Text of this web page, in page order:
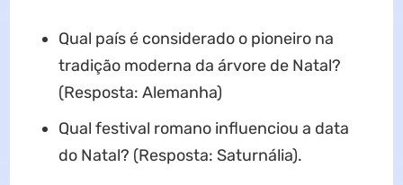
Qual país é considerado o pioneiro na
tradição moderna da árvore de Natal?
(Resposta: Alemanha)
Qual festival romano influenciou a data
do Natal? (Resposta: Saturnália).